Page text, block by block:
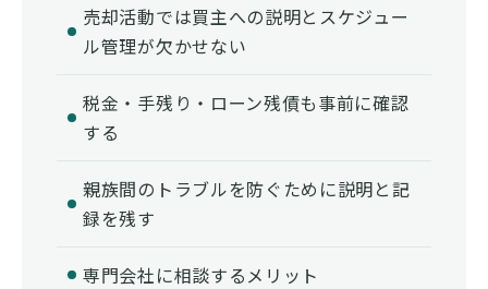
売却活動では買主への説明とスケジュー
ル管理が欠かせない
税金・手残り・ローン残債も事前に確認
する
親族間のトラブルを防ぐために説明と記
録を残す
専門会社に相談するメリット